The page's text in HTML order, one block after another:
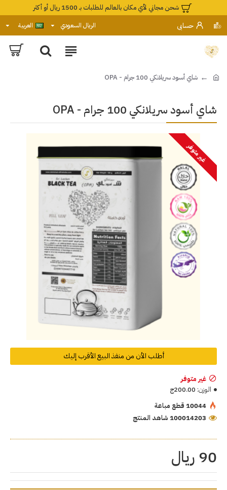
شحن مجاني لأي مكان بالعالم للطلبات بـ 1500 ريال أو أكثر
حسابي
الريال السعودي العربية
شاي أسود سريلانكي 100 جرام - OPA
شاي أسود سريلانكي 100 جرام - OPA
غير متوفر
أطلب الأن من منفذ البيع الأقرب إليك
90 ريال
غير متوفر
الوزن: 200.00ج
10044 قطع مباعة
100014203 شاهد المنتج